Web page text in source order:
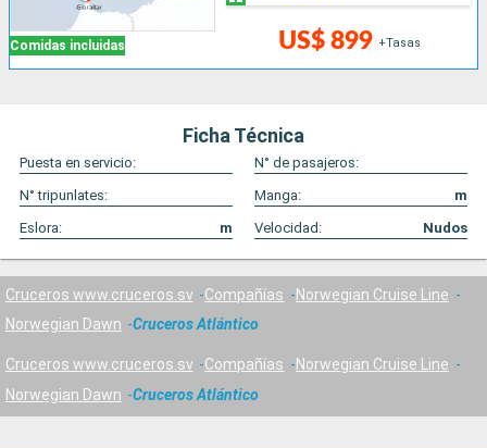
Comidas incluidas US$ 899 +Tasas
Ficha Técnica
Puesta en servicio:
N° de pasajeros:
N° tripunlates:
Manga:
m
Eslora:
m Velocidad: Nudos
Cruceros www.cruceros.sv Compañías
Norwegian Cruise Line
Norwegian Dawn
Cruceros Atlántico
Cruceros www.cruceros.sv Compañías
Norwegian Cruise Line
Norwegian Dawn
Cruceros Atlántico